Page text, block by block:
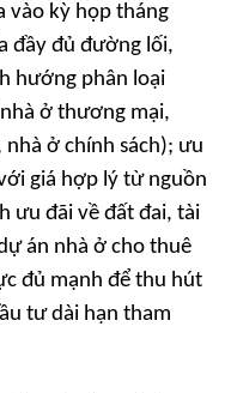
vào kỳ họp tháng
đầy đủ đường lối,
hướng phân loại
ở thương mại,
ở chính sách); ưu
giá hợp lý từ nguồn
ưu đãi về đất đai, tài
án nhà ở cho thuê
đủ mạnh để thu hút
tư dài hạn tham